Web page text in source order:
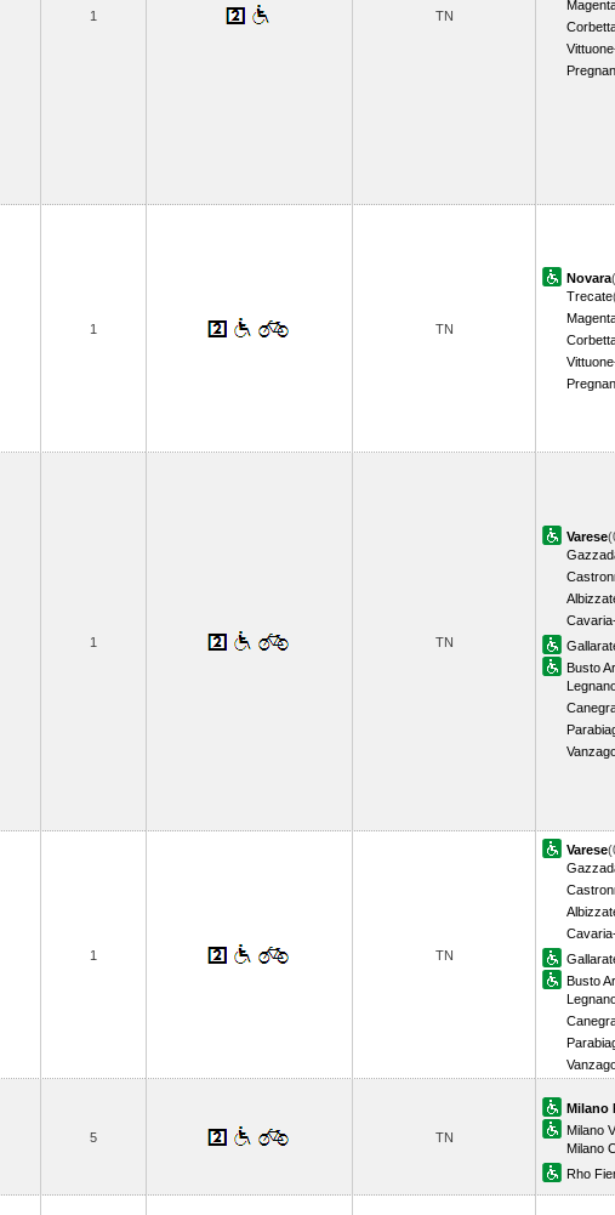
1 TN
1 TN
Novara
Trecate
1 TN
Varese
Busto
1 TN
Varese
Busto
5 TN
Milano
Milano
Milano
Rho